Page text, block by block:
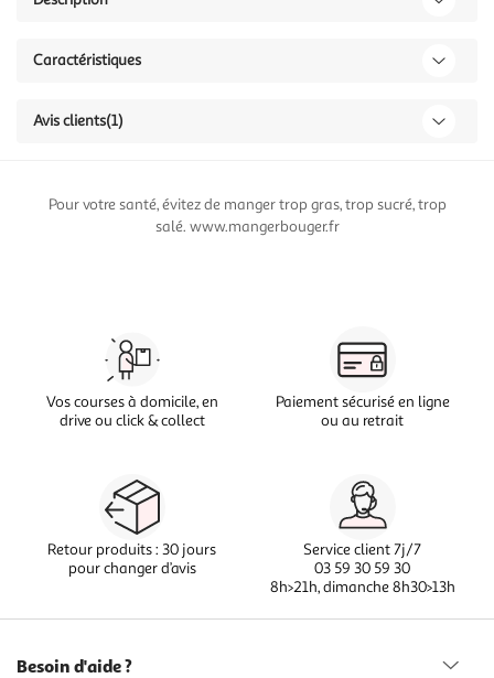
Caractéristiques
Avis clients(1)
Pour votre santé, évitez de manger trop gras, trop sucré, trop
salé. www.mangerbouger.fr
Vos courses à domicile, en
drive ou click & collect
Paiement sécurisé en ligne
ou au retrait
Retour produits : 30 jours
pour changer d’avis
Service client 7j/7
03 59 30 59 30
8h>21h, dimanche 8h30>13h
Besoin d'aide ?